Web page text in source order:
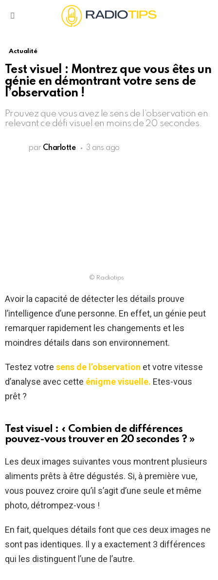
Actualité
Test visuel : Montrez que vous êtes un
génie en démontrant votre sens de
l’observation !
Prouvez que vous avez le sens de l’observation en
relevant ce défi visuel en moins de 20 secondes.
par Charlotte 3 ans ago
© Radiotips
Avoir la capacité de détecter les détails prouve
l’intelligence d’une personne. En effet, un génie peut
remarquer rapidement les changements et les
moindres détails dans son environnement.
Testez votre sens de l’observation et votre vitesse
d’analyse avec cette énigme visuelle. Etes-vous
prêt ?
Test visuel : « Combien de différences
pouvez-vous trouver en 20 secondes ? »
Les deux images suivantes vous montrent plusieurs
aliments prêts à être dégustés. Si, à première vue,
vous pouvez croire qu’il s’agit d’une seule et même
photo, détrompez-vous !
En fait, quelques détails font que ces deux images ne
sont pas identiques. Il y a exactement 3 différences
qui les distinguent l’une de l’autre.